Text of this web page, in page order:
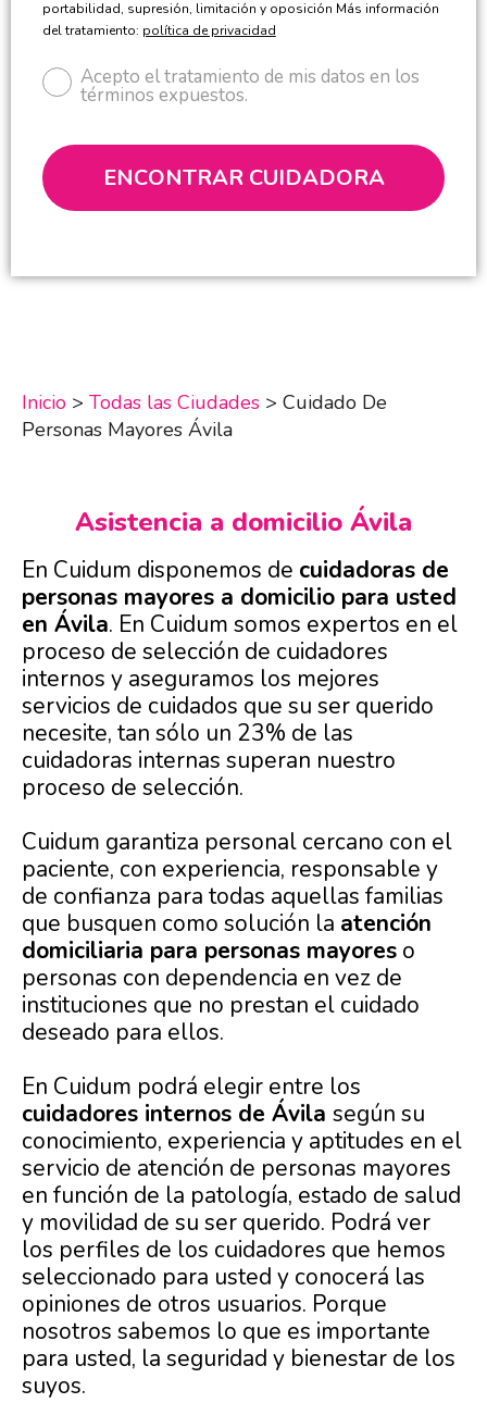
Inicio > Todas las Ciudades > Cuidado De
Personas Mayores Ávila
Asistencia a domicilio Ávila
En Cuidum disponemos de cuidadoras de
personas mayores a domicilio para usted
en Ávila. En Cuidum somos expertos en el
proceso de selección de cuidadores
internos y aseguramos los mejores
servicios de cuidados que su ser querido
necesite, tan sólo un 23% de las
cuidadoras internas superan nuestro
proceso de selección.
Cuidum garantiza personal cercano con el
paciente, con experiencia, responsable y
de confianza para todas aquellas familias
que busquen como solución la atención
domiciliaria para personas mayores o
personas con dependencia en vez de
instituciones que no prestan el cuidado
deseado para ellos.
En Cuidum podrá elegir entre los
cuidadores internos de Ávila según su
conocimiento, experiencia y aptitudes en el
servicio de atención de personas mayores
en función de la patología, estado de salud
y movilidad de su ser querido. Podrá ver
los perfiles de los cuidadores que hemos
seleccionado para usted y conocerá las
opiniones de otros usuarios. Porque
nosotros sabemos lo que es importante
para usted, la seguridad y bienestar de los
suyos.
portabilidad, supresión, limitación y oposición Más información
del tratamiento: política de privacidad
Acepto el tratamiento de mis datos en los
términos expuestos.